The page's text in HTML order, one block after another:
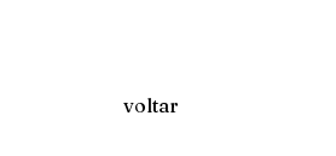
voltar